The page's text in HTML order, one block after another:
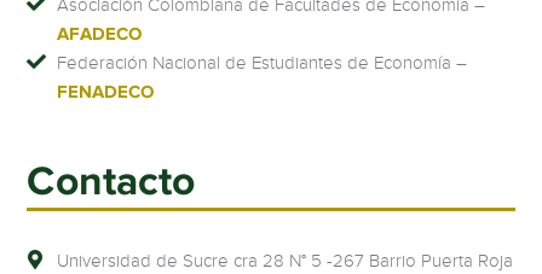
Asociación Colombiana de Facultades de Economía –
AFADECO
Federación Nacional de Estudiantes de Economía –
FENADECO
Contacto
Universidad de Sucre cra 28 N° 5 -267 Barrio Puerta Roja